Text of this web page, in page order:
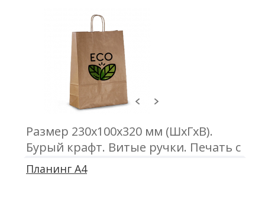
Размер 230х100х320 мм (ШхГхВ).
Бурый крафт. Витые ручки. Печать с
одной или двух сторон
Планинг А4